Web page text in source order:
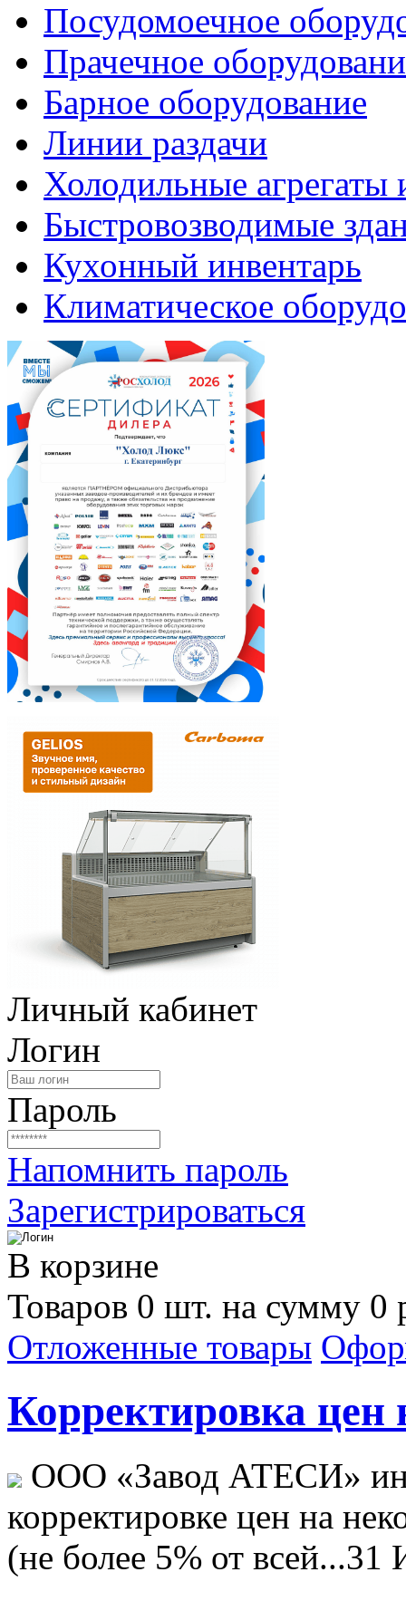
Посудомоечное
Прачечное
Барное оборудование
Линии раздачи
Холодильные агрегаты
Быстровозводимые
Кухонный инвентарь
Климатическое
Личный кабинет
Логин
Пароль
Напомнить пароль
Зарегистрироваться
В корзине
Товаров 0 шт. на сумму 0
Отложенные товары
Корректировка цен
ООО «Завод АТЕСИ»
корректировке цен на
(не более 5% от всей...31